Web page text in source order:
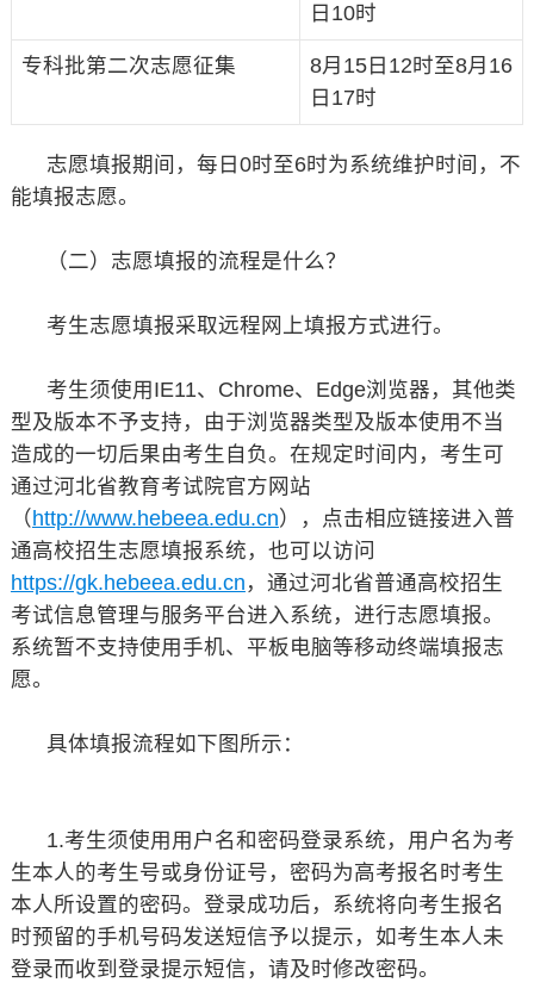
日10时
专科批第二次志愿征集
8月15日12时至8月16
日17时
志愿填报期间，每日0时至6时为系统维护时间，不
能填报志愿。
（二）志愿填报的流程是什么？
考生志愿填报采取远程网上填报方式进行。
考生须使用IE11、Chrome、Edge浏览器，其他类
型及版本不予支持，由于浏览器类型及版本使用不当
造成的一切后果由考生自负。在规定时间内，考生可
通过河北省教育考试院官方网站
（ http://www.hebeea.edu.cn），点击相应链接进入普
通高校招生志愿填报系统，也可以访问
https://gk.hebeea.edu.cn ，通过河北省普通高校招生
考试信息管理与服务平台进入系统，进行志愿填报。
系统暂不支持使用手机、平板电脑等移动终端填报志
愿。
具体填报流程如下图所示：
1.考生须使用用户名和密码登录系统，用户名为考
生本人的考生号或身份证号，密码为高考报名时考生
本人所设置的密码。登录成功后，系统将向考生报名
时预留的手机号码发送短信予以提示，如考生本人未
登录而收到登录提示短信，请及时修改密码。